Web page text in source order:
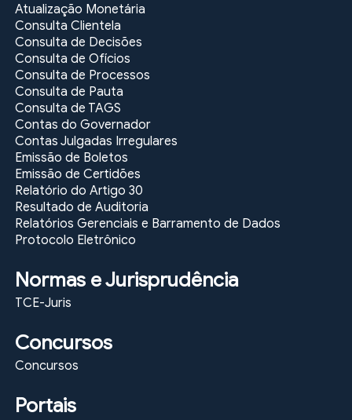
Atualização Monetária
Consulta Clientela
Consulta de Decisões
Consulta de Ofícios
Consulta de Processos
Consulta de Pauta
Consulta de TAGS
Contas do Governador
Contas Julgadas Irregulares
Emissão de Boletos
Emissão de Certidões
Relatório do Artigo 30
Resultado de Auditoria
Relatórios Gerenciais e Barramento de Dados
Protocolo Eletrônico
Normas e Jurisprudência
TCE-Juris
Concursos
Concursos
Portais